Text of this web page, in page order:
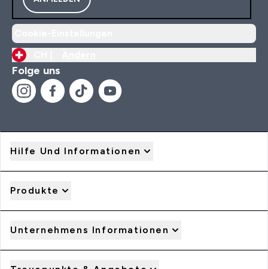
Folge uns
Hilfe Und Informationen
Produkte
Unternehmens Informationen